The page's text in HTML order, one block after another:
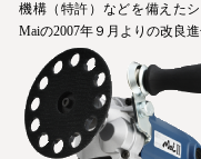
機構（特許）などを備えた
Maiの2007年９月よりの改良進